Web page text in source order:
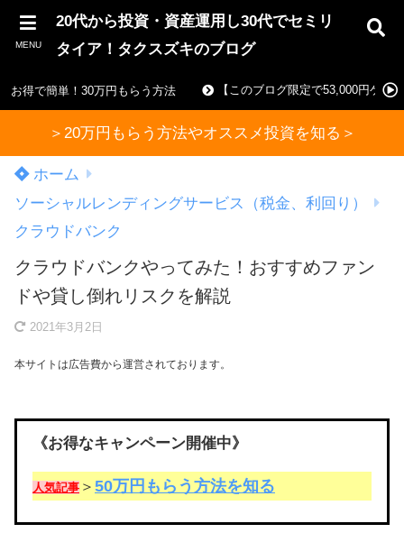
MENU
20代から投資・資産運用し30代でセミリ
タイア！タクスズキのブログ
お得で簡単！30万円もらう方法 【このブログ限定で53,000円ゲッ
＞20万円もらう方法やオススメ投資を知る＞
ホーム
ソーシャルレンディングサービス（税金、利回り）
クラウドバンク
クラウドバンクやってみた！おすすめファン
ドや貸し倒れリスクを解説
2021年3月2日
本サイトは広告費から運営されております。
《お得なキャンペーン開催中》
人気記事 ＞ 50万円もらう方法を知る